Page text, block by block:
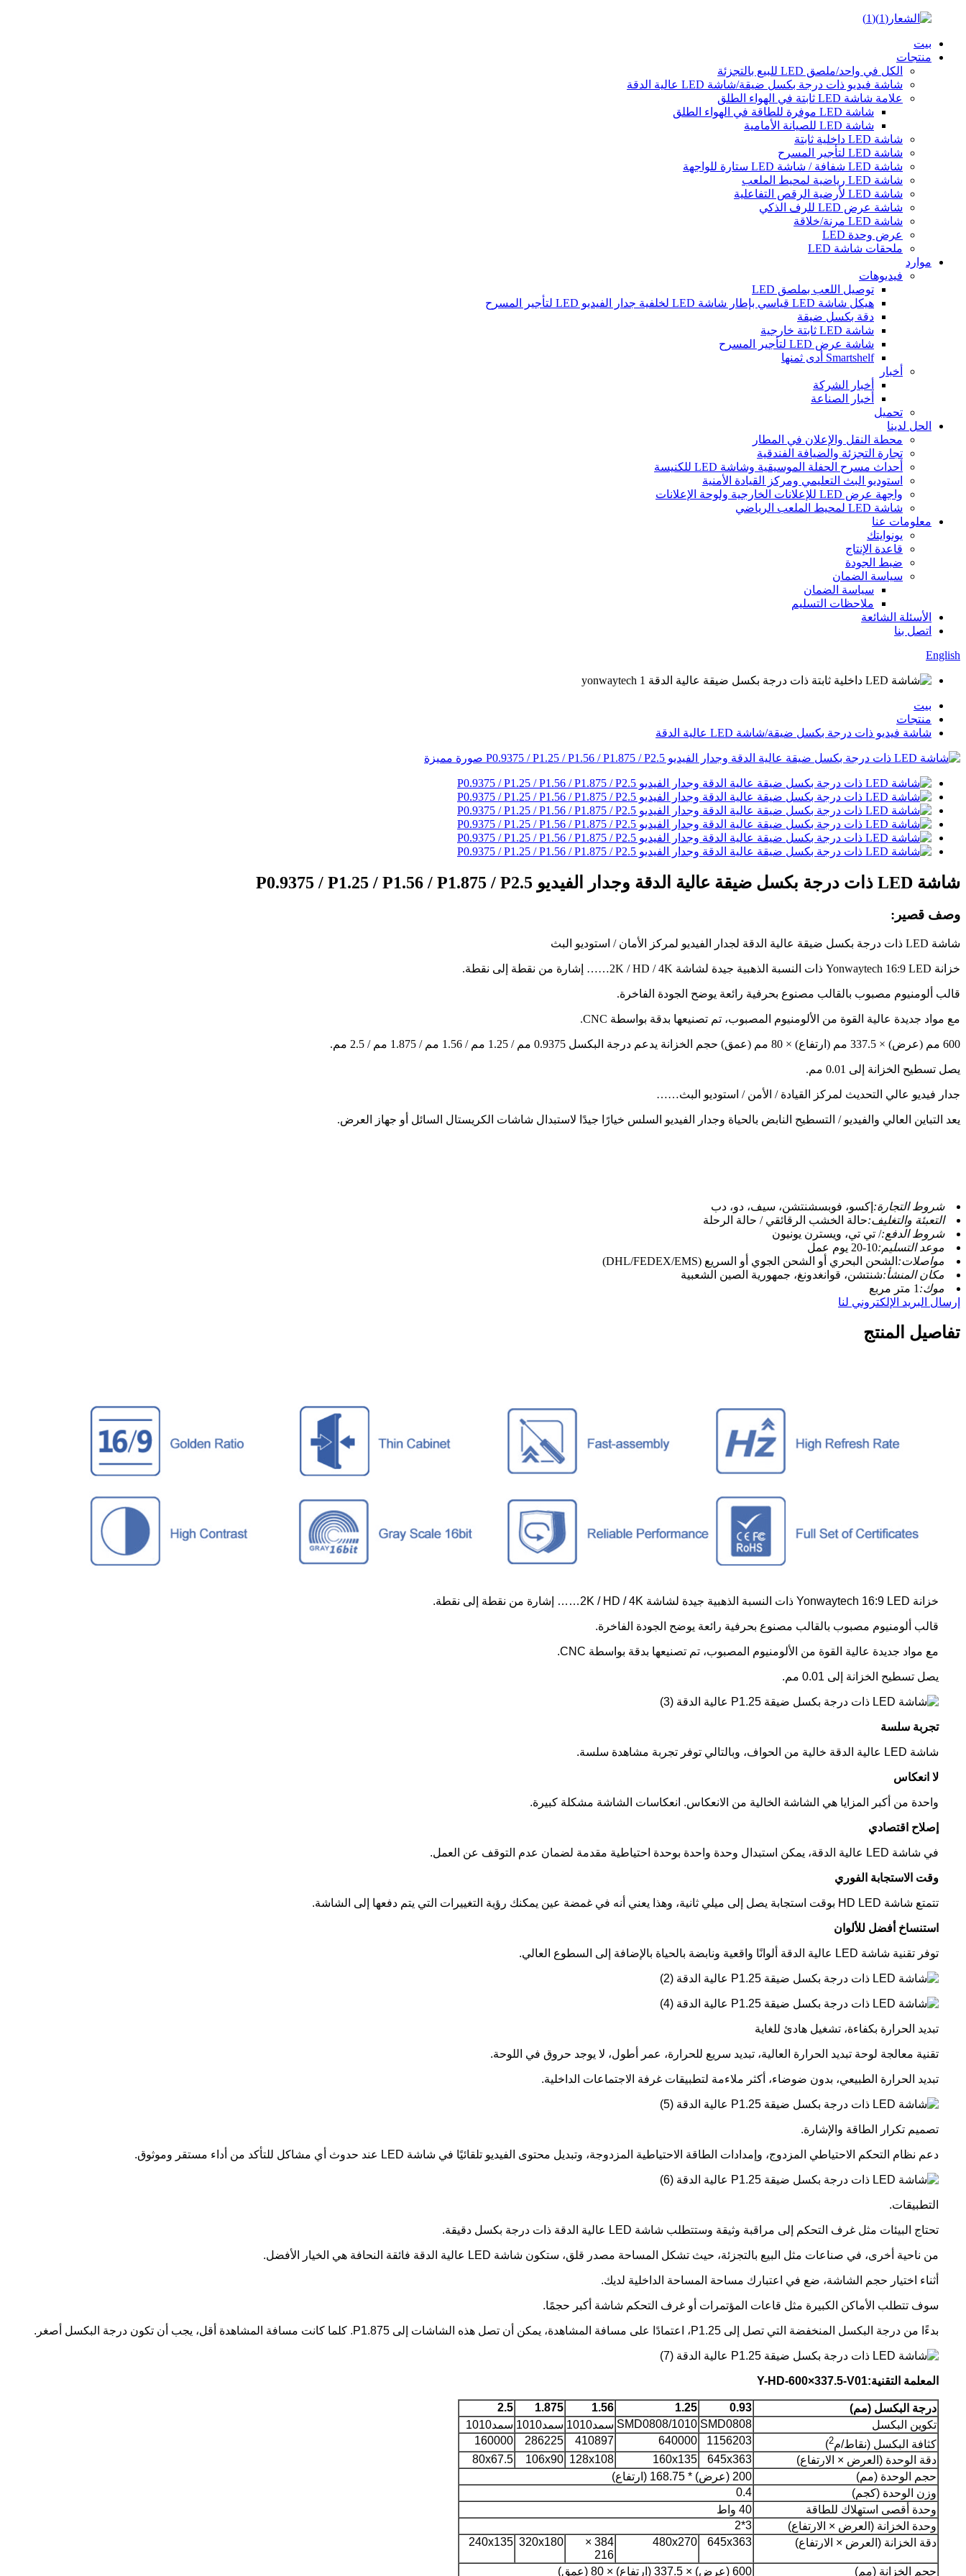
بيت
منتجات
الكل في واحد/ملصق LED للبيع بالتجزئة
شاشة فيديو ذات درجة بكسل ضيقة/شاشة LED عالية الدقة
علامة شاشة LED ثابتة في الهواء الطلق
شاشة LED موفرة للطاقة في الهواء الطلق
شاشة LED للصيانة الأمامية
شاشة LED داخلية ثابتة
شاشة LED لتأجير المسرح
شاشة LED شفافة / شاشة LED ستارة للواجهة
شاشة LED رياضية لمحيط الملعب
شاشة LED لأرضية الرقص التفاعلية
شاشة عرض LED للرف الذكي
شاشة LED مرنة/خلاقة
عرض وحدة LED
ملحقات شاشة LED
موارد
فيديوهات
توصيل اللعب بملصق LED
هيكل شاشة LED قياسي بإطار شاشة LED لخلفية جدار الفيديو LED لتأجير المسرح
دقة بكسل ضيقة
شاشة LED ثابتة خارجية
شاشة عرض LED لتأجير المسرح
Smartshelf أدى ثمنها
أخبار
أخبار الشركة
أخبار الصناعة
تحميل
الحل لدينا
محطة النقل والإعلان في المطار
تجارة التجزئة والضيافة الفندقية
أحداث مسرح الحفلة الموسيقية وشاشة LED للكنيسة
استوديو البث التعليمي ومركز القيادة الأمنية
واجهة عرض LED للإعلانات الخارجية ولوحة الإعلانات
شاشة LED لمحيط الملعب الرياضي
معلومات عنا
يونوايتك
قاعدة الإنتاج
ضبط الجودة
سياسة الضمان
سياسة الضمان
ملاحظات التسليم
الأسئلة الشائعة
اتصل بنا
English
بيت
منتجات
شاشة فيديو ذات درجة بكسل ضيقة/شاشة LED عالية الدقة
شاشة LED ذات درجة بكسل ضيقة عالية الدقة وجدار الفيديو P0.9375 / P1.25 / P1.56 / P1.875 / P2.5
وصف قصير:
شاشة LED ذات درجة بكسل ضيقة عالية الدقة لجدار الفيديو لمركز الأمان / استوديو البث
خزانة Yonwaytech 16:9 LED ذات النسبة الذهبية جيدة لشاشة 2K / HD / 4K…… إشارة من نقطة إلى نقطة.
قالب ألومنيوم مصبوب بالقالب مصنوع بحرفية رائعة يوضح الجودة الفاخرة.
مع مواد جديدة عالية القوة من الألومنيوم المصبوب، تم تصنيعها بدقة بواسطة CNC.
600 مم (عرض) × 337.5 مم (ارتفاع) × 80 مم (عمق) حجم الخزانة يدعم درجة البكسل 0.9375 مم / 1.25 مم / 1.56 مم / 1.875 مم / 2.5 مم.
يصل تسطيح الخزانة إلى 0.01 مم.
جدار فيديو عالي التحديث لمركز القيادة / الأمن / استوديو البث……
يعد التباين العالي والفيديو / التسطيح النابض بالحياة وجدار الفيديو السلس خيارًا جيدًا لاستبدال شاشات الكريستال السائل أو جهاز العرض.
شروط التجارة: إكسو، فوبسشنتشن، سيف، دو، دب
التعبئة والتغليف:حالة الخشب الرقائقي / حالة الرحلة
شروط الدفع:/ تي تي، ويسترن يونيون
موعد التسليم:10-20 يوم عمل
مواصلات: الشحن البحري أو الشحن الجوي أو السريع (DHL/FEDEX/EMS)
مكان المنشأ:شنتشن، قوانغدونغ، جمهورية الصين الشعبية
موك: 1 متر مربع
إرسال البريد الإلكتروني لنا
تفاصيل المنتج
خزانة Yonwaytech 16:9 LED ذات النسبة الذهبية جيدة لشاشة 2K / HD / 4K…… إشارة من نقطة إلى نقطة.
قالب ألومنيوم مصبوب بالقالب مصنوع بحرفية رائعة يوضح الجودة الفاخرة.
مع مواد جديدة عالية القوة من الألومنيوم المصبوب، تم تصنيعها بدقة بواسطة CNC.
يصل تسطيح الخزانة إلى 0.01 مم.
تجربة سلسة
شاشة LED عالية الدقة خالية من الحواف، وبالتالي توفر تجربة مشاهدة سلسة.
لا انعكاس
واحدة من أكبر المزايا هي الشاشة الخالية من الانعكاس. انعكاسات الشاشة مشكلة كبيرة.
إصلاح اقتصادي
في شاشة LED عالية الدقة، يمكن استبدال وحدة واحدة بوحدة احتياطية مقدمة لضمان عدم التوقف عن العمل.
وقت الاستجابة الفوري
تتمتع شاشة HD LED بوقت استجابة يصل إلى ميلي ثانية، وهذا يعني أنه في غمضة عين يمكنك رؤية التغييرات التي يتم دفعها إلى الشاشة.
استنساخ أفضل للألوان
توفر تقنية شاشة LED عالية الدقة ألوانًا واقعية ونابضة بالحياة بالإضافة إلى السطوع العالي.
تبديد الحرارة بكفاءة، تشغيل هادئ للغاية
تقنية معالجة لوحة تبديد الحرارة العالية، تبديد سريع للحرارة، عمر أطول، لا يوجد حروق في اللوحة.
تبديد الحرارة الطبيعي، بدون ضوضاء، أكثر ملاءمة لتطبيقات غرفة الاجتماعات الداخلية.
تصميم تكرار الطاقة والإشارة.
دعم نظام التحكم الاحتياطي المزدوج، وإمدادات الطاقة الاحتياطية المزدوجة، وتبديل محتوى الفيديو تلقائيًا في شاشة LED عند حدوث أي مشاكل للتأكد من أداء مستقر وموثوق.
التطبيقات.
تحتاج البيئات مثل غرف التحكم إلى مراقبة وثيقة وستتطلب شاشة LED عالية الدقة ذات درجة بكسل دقيقة.
من ناحية أخرى، في صناعات مثل البيع بالتجزئة، حيث تشكل المساحة مصدر قلق، ستكون شاشة LED عالية الدقة فائقة النحافة هي الخيار الأفضل.
أثناء اختيار حجم الشاشة، ضع في اعتبارك مساحة المساحة الداخلية لديك.
سوف تتطلب الأماكن الكبيرة مثل قاعات المؤتمرات أو غرف التحكم شاشة أكبر حجمًا.
بدءًا من درجة البكسل المنخفضة التي تصل إلى P1.25، اعتمادًا على مسافة المشاهدة، يمكن أن تصل هذه الشاشات إلى P1.875. كلما كانت مسافة المشاهدة أقل، يجب أن تكون درجة البكسل أصغر.
المعلمة التقنية: Y-HD-600×337.5-V01
درجة البكسل (مم) 0.93
1.25
1.56
1.875
2.5
تكوين البكسل
SMD0808
SMD0808/1010 سمد1010 سمد1010
سمد1010
كثافة البكسل (نقاط/م2
)
1156203
640000
410897
286225
160000
دقة الوحدة (العرض × الارتفاع)
645x363
160x135
128x108
106x90
80x67.5
حجم الوحدة (مم)
200 (عرض) * 168.75 (ارتفاع)
وزن الوحدة (كجم)
0.4
وحدة أقصى استهلاك للطاقة
40 واط
وحدة الخزانة (العرض × الارتفاع)
3*2
دقة الخزانة (العرض × الارتفاع)
645x363
480x270
384 ×
216
320x180
240x135
حجم الخزانة (مم) 600 (عرض) × 337.5 (ارتفاع) × 80 (عمق)